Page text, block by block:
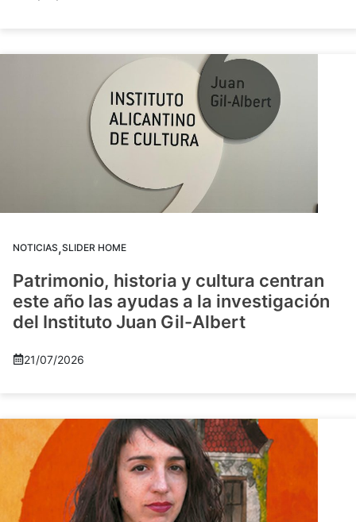
NOTICIAS,SLIDER HOME
Patrimonio, historia y cultura centran
este año las ayudas a la investigación
del Instituto Juan Gil-Albert
21/07/2026